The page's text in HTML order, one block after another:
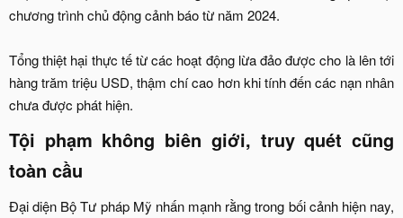
chương trình chủ động cảnh báo từ năm 2024.
Tổng thiệt hại thực tế từ các hoạt động lừa đảo được cho là lên tới
hàng trăm triệu USD, thậm chí cao hơn khi tính đến các nạn nhân
chưa được phát hiện.​
Tội phạm không biên giới, truy quét cũng
toàn cầu​
Đại diện Bộ Tư pháp Mỹ nhấn mạnh rằng trong bối cảnh hiện nay,